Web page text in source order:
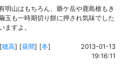
明山はもちろん、爺ケ岳や鹿島槍もき
玉も一時期切り餅に押され気味でした
ますよ。
[穂高] [昼間] [冬]
2013-01-13
19:16:11